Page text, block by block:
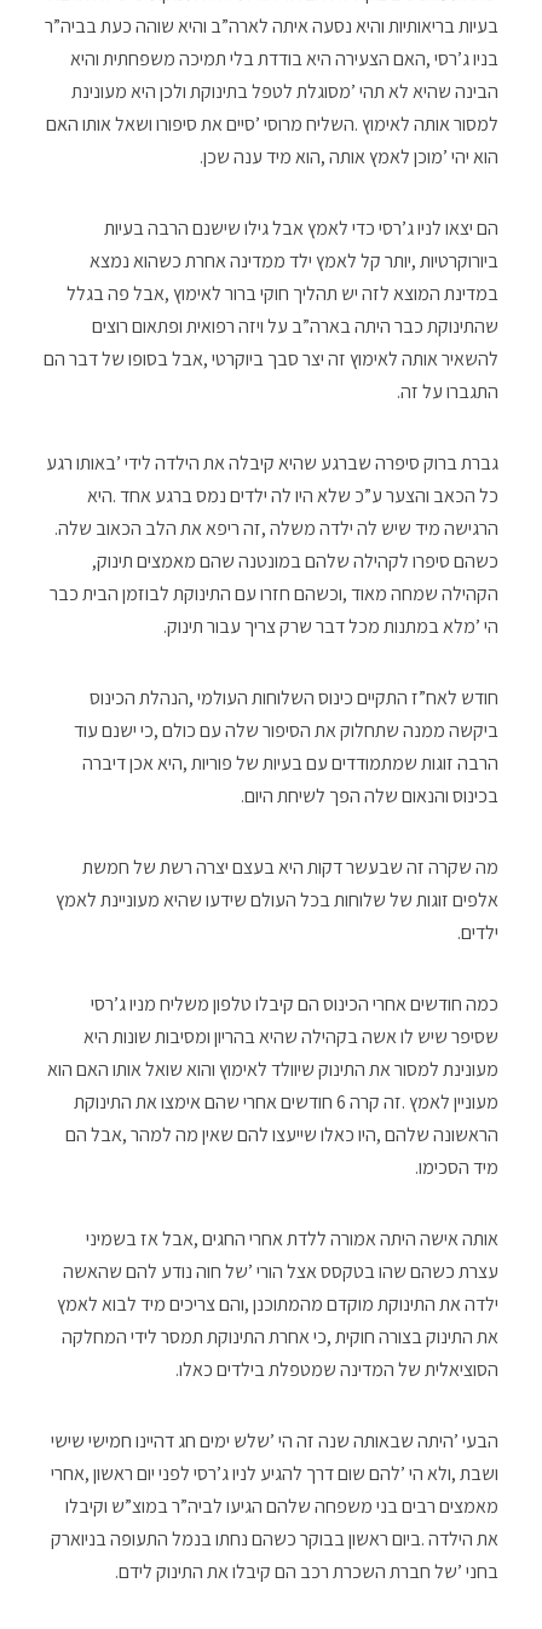
‬בעיות‭ ‬בריאותיות‭ ‬והיא‭ ‬נסעה‭ ‬איתה‭ ‬לארה”ב‭ ‬והיא‭ ‬שוהה‭ ‬כעת‭ ‬בביה”ר‭
‬בניו‭ ‬ג’רסי‭, ‬האם‭ ‬הצעירה‭ ‬היא‭ ‬בודדת‭ ‬בלי‭ ‬תמיכה‭ ‬משפחתית‭ ‬והיא‭
‬הבינה‭ ‬שהיא‭ ‬לא‭ ‬תהי‮’‬‭ ‬מסוגלת‭ ‬לטפל‭ ‬בתינוקת‭ ‬ולכן‭ ‬היא‭ ‬מעונינת‭
‬למסור‭ ‬אותה‭ ‬לאימוץ‭. ‬השליח‭ ‬מרוסי‮’‬‭ ‬סיים‭ ‬את‭ ‬סיפורו‭ ‬ושאל‭ ‬אותו‭ ‬האם‭
‬הוא‭ ‬יהי‮’‬‭ ‬מוכן‭ ‬לאמץ‭ ‬אותה‭, ‬הוא‭ ‬מיד‭ ‬ענה‭ ‬שכן‭.‬
הם‭ ‬יצאו‭ ‬לניו‭ ‬ג’רסי‭ ‬כדי‭ ‬לאמץ‭ ‬אבל‭ ‬גילו‭ ‬שישנם‭ ‬הרבה‭ ‬בעיות‭
‬ביורוקרטיות‭, ‬יותר‭ ‬קל‭ ‬לאמץ‭ ‬ילד‭ ‬ממדינה‭ ‬אחרת‭ ‬כשהוא‭ ‬נמצא‭
‬במדינת‭ ‬המוצא‭ ‬לזה‭ ‬יש‭ ‬תהליך‭ ‬חוקי‭ ‬ברור‭ ‬לאימוץ‭, ‬אבל‭ ‬פה‭ ‬בגלל‭
‬שהתינוקת‭ ‬כבר‭ ‬היתה‭ ‬בארה”ב‭ ‬על‭ ‬ויזה‭ ‬רפואית‭ ‬ופתאום‭ ‬רוצים‭
‬להשאיר‭ ‬אותה‭ ‬לאימוץ‭ ‬זה‭ ‬יצר‭ ‬סבך‭ ‬ביוקרטי‭, ‬אבל‭ ‬בסופו‭ ‬של‭ ‬דבר‭ ‬הם‭
‬התגברו‭ ‬על‭ ‬זה‭.‬
‬כל‭ ‬הכאב‭ ‬והצער‭ ‬ע”כ‭ ‬שלא‭ ‬היו‭ ‬לה‭ ‬ילדים‭ ‬נמס‭ ‬ברגע‭ ‬אחד‭. ‬היא‭
‬הרגישה‭ ‬מיד‭ ‬שיש‭ ‬לה‭ ‬ילדה‭ ‬משלה‭, ‬זה‭ ‬ריפא‭ ‬את‭ ‬הלב‭ ‬הכאוב‭ ‬שלה‭.
‬כשהם‭ ‬סיפרו‭ ‬לקהילה‭ ‬שלהם‭ ‬במונטנה‭ ‬שהם‭ ‬מאמצים‭ ‬תינוק‭,
‬הקהילה‭ ‬שמחה‭ ‬מאוד‭, ‬וכשהם‭ ‬חזרו‭ ‬עם‭ ‬התינוקת‭ ‬לבוזמן‭ ‬הבית‭ ‬כבר‭
‬הי‮’‬‭ ‬מלא‭ ‬במתנות‭ ‬מכל‭ ‬דבר‭ ‬שרק‭ ‬צריך‭ ‬עבור‭ ‬תינוק‭. ‬
חודש‭ ‬לאח”ז‭ ‬התקיים‭ ‬כינוס‭ ‬השלוחות‭ ‬העולמי‭, ‬הנהלת‭ ‬הכינוס‭
‬ביקשה‭ ‬ממנה‭ ‬שתחלוק‭ ‬את‭ ‬הסיפור‭ ‬שלה‭ ‬עם‭ ‬כולם‭, ‬כי‭ ‬ישנם‭ ‬עוד‭
‬הרבה‭ ‬זוגות‭ ‬שמתמודדים‭ ‬עם‭ ‬בעיות‭ ‬של‭ ‬פוריות‭, ‬היא‭ ‬אכן‭ ‬דיברה‭
‬בכינוס‭ ‬והנאום‭ ‬שלה‭ ‬הפך‭ ‬לשיחת‭ ‬היום‭.‬
מה‭ ‬שקרה‭ ‬זה‭ ‬שבעשר‭ ‬דקות‭ ‬היא‭ ‬בעצם‭ ‬יצרה‭ ‬רשת‭ ‬של‭ ‬חמשת‭
‬ילדים‭.‬
כמה‭ ‬חודשים‭ ‬אחרי‭ ‬הכינוס‭ ‬הם‭ ‬קיבלו‭ ‬טלפון‭ ‬משליח‭ ‬מניו‭ ‬ג’רסי‭
‬שסיפר‭ ‬שיש‭ ‬לו‭ ‬אשה‭ ‬בקהילה‭ ‬שהיא‭ ‬בהריון‭ ‬ומסיבות‭ ‬שונות‭ ‬היא‭
‬מעונינת‭ ‬למסור‭ ‬את‭ ‬התינוק‭ ‬שיוולד‭ ‬לאימוץ‭ ‬והוא‭ ‬שואל‭ ‬אותו‭ ‬האם‭ ‬הוא‭
‬מעוניין‭ ‬לאמץ‭. ‬זה‭ ‬קרה‭ ‬6‭ ‬חודשים‭ ‬אחרי‭ ‬שהם‭ ‬אימצו‭ ‬את‭ ‬התינוקת‭
‬הראשונה‭ ‬שלהם‭, ‬היו‭ ‬כאלו‭ ‬שייעצו‭ ‬להם‭ ‬שאין‭ ‬מה‭ ‬למהר‭, ‬אבל‭ ‬הם‭
‬מיד‭ ‬הסכימו‭. ‬
אותה‭ ‬אישה‭ ‬היתה‭ ‬אמורה‭ ‬ללדת‭ ‬אחרי‭ ‬החגים‭, ‬אבל‭ ‬אז‭ ‬בשמיני‭
‬עצרת‭ ‬כשהם‭ ‬שהו‭ ‬בטקסס‭ ‬אצל‭ ‬הורי‮’‬‭ ‬של‭ ‬חוה‭ ‬נודע‭ ‬להם‭ ‬שהאשה‭
‬את‭ ‬התינוק‭ ‬בצורה‭ ‬חוקית‭, ‬כי‭ ‬אחרת‭ ‬התינוקת‭ ‬תמסר‭ ‬לידי‭ ‬המחלקה‭
‬הסוציאלית‭ ‬של‭ ‬המדינה‭ ‬שמטפלת‭ ‬בילדים‭ ‬כאלו‭.‬
הבעי‮’‬‭ ‬היתה‭ ‬שבאותה‭ ‬שנה‭ ‬זה‭ ‬הי‮’‬‭ ‬שלש‭ ‬ימים‭ ‬חג‭ ‬דהיינו‭ ‬חמישי‭ ‬שישי‭
‬ושבת‭, ‬ולא‭ ‬הי‮’‬‭ ‬להם‭ ‬שום‭ ‬דרך‭ ‬להגיע‭ ‬לניו‭ ‬ג’רסי‭ ‬לפני‭ ‬יום‭ ‬ראשון‭, ‬אחרי‭
‬מאמצים‭ ‬רבים‭ ‬בני‭ ‬משפחה‭ ‬שלהם‭ ‬הגיעו‭ ‬לביה”ר‭ ‬במוצ”ש‭ ‬וקיבלו‭
‬את‭ ‬הילדה‭. ‬ביום‭ ‬ראשון‭ ‬בבוקר‭ ‬כשהם‭ ‬נחתו‭ ‬בנמל‭ ‬התעופה‭ ‬בניוארק‭
‬בחני‮’‬‭ ‬של‭ ‬חברת‭ ‬השכרת‭ ‬רכב‭ ‬הם‭ ‬קיבלו‭ ‬את‭ ‬התינוק‭ ‬לידם‭. ‬